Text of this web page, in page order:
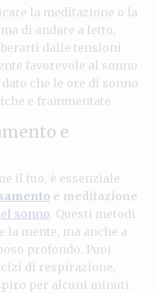
la meditazione o la
di andare a letto,
dalle tensioni
favorevole al sonno
che le ore di sonno
e frammentate.
e
il tuo, è essenziale
e meditazione
sonno. Questi metodi
la mente, ma anche a
profondo. Puoi
di respirazione,
per alcuni minuti